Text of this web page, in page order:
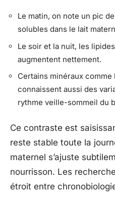
Le matin, on note un pic
solubles dans le lait
Le soir et la nuit, les
augmentent nettement.
Certains minéraux
connaissent aussi des
rythme veille-sommeil du
Ce contraste est
reste stable toute la
maternel s’ajuste
nourrisson. Les
étroit entre